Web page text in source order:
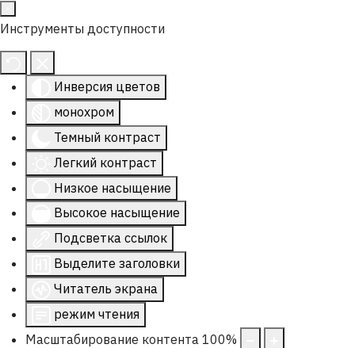
Инструменты доступности
Инверсия цветов
монохром
Темный контраст
Легкий контраст
Низкое насыщение
Высокое насыщение
Подсветка ссылок
Выделите заголовки
Читатель экрана
режим чтения
Масштабирование контента 100%